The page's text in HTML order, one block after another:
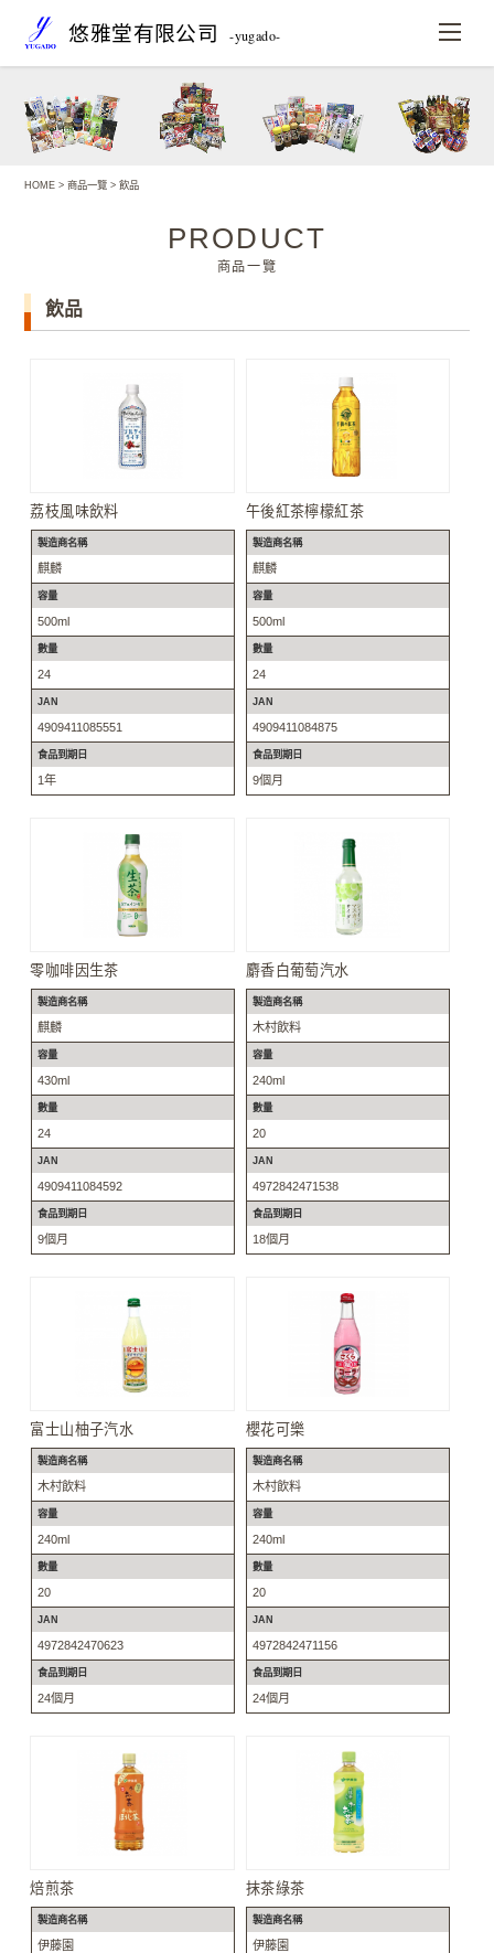
悠雅堂有限公司 -yugado-
HOME >商品一覽 > 飲品
PRODUCT
商品一覽
飲品
荔枝風味飲料
製造商名稱
麒麟
容量
500ml
數量
24
JAN
4909411085551
食品到期日
1年
午後紅茶檸檬紅茶
製造商名稱
麒麟
容量
500ml
數量
24
JAN
4909411084875
食品到期日
9個月
零咖啡因生茶
製造商名稱
麒麟
容量
430ml
數量
24
JAN
4909411084592
食品到期日
9個月
麝香白葡萄汽水
製造商名稱
木村飲料
容量
240ml
數量
20
JAN
4972842471538
食品到期日
18個月
富士山柚子汽水
製造商名稱
木村飲料
容量
240ml
數量
20
JAN
4972842470623
食品到期日
24個月
櫻花可樂
製造商名稱
木村飲料
容量
240ml
數量
20
JAN
4972842471156
食品到期日
24個月
焙煎茶
製造商名稱
伊藤園
抹茶綠茶
製造商名稱
伊藤園